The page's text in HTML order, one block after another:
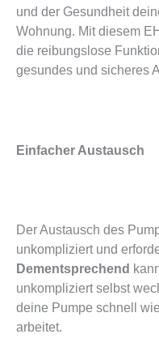
und der Gesundheit
Wohnung. Mit diesem
die reibungslose
gesundes und sicheres
Einfacher Austausch
Der Austausch des
unkompliziert und
Dementsprechend
unkompliziert selbst
deine Pumpe schnell
arbeitet.